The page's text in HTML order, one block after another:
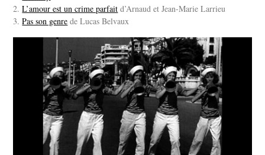
2.L’amour est un crime parfait d’Arnaud et Jean-Marie Larrieu
3.Pas son genre de Lucas Belvaux